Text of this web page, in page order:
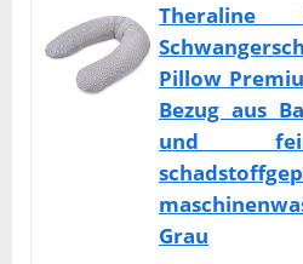
Theraline
Pillow
Bezug aus
und
Grau